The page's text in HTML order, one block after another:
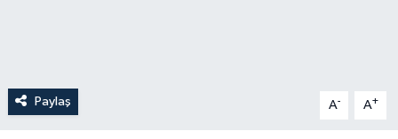
Paylaş A- A+